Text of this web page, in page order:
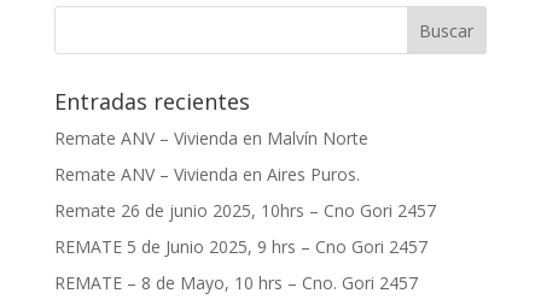
Entradas recientes
Remate ANV – Vivienda en Malvín Norte
Remate ANV – Vivienda en Aires Puros.
Remate 26 de junio 2025, 10hrs – Cno Gori 2457
REMATE 5 de Junio 2025, 9 hrs – Cno Gori 2457
REMATE – 8 de Mayo, 10 hrs – Cno. Gori 2457